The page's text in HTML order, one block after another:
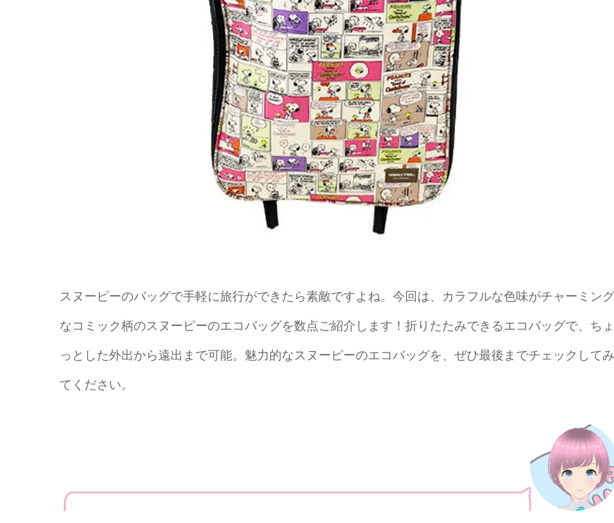
スヌーピーのバッグで手軽に旅行ができたら素敵ですよね。今回は、カラフルな色味がチャーミング
なコミック柄のスヌーピーのエコバッグを数点ご紹介します！折りたたみできるエコバッグで、ちょ
っとした外出から遠出まで可能。魅力的なスヌーピーのエコバッグを、ぜひ最後までチェックしてみ
てください。